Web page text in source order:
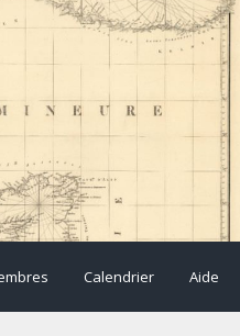
Calendrier Aide